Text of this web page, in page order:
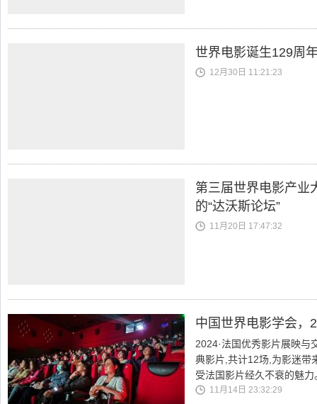
世界电影诞生129周
12月30日 11:21:23
第三届世界电影产业
的“达沃斯论坛”
11月20日 17:47:32
中国世界电影学会，
2024·法国优秀影片展映与
典影片,共计12场,为影迷带
受法国影片经久不衰的魅力
11月14日 23:32:29